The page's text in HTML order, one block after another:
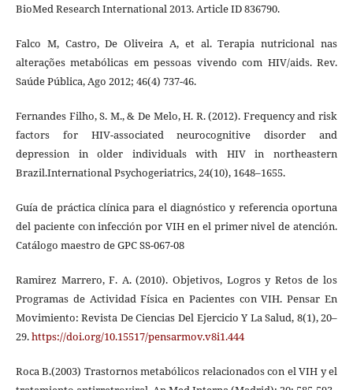
BioMed Research International 2013. Article ID 836790.
Falco M, Castro, De Oliveira A, et al. Terapia nutricional nas
alterações metabólicas em pessoas vivendo com HIV/aids. Rev.
Saúde Pública, Ago 2012; 46(4) 737-46.
Fernandes Filho, S. M., & De Melo, H. R. (2012). Frequency and risk
factors for HIV-associated neurocognitive disorder and
depression in older individuals with HIV in northeastern
Brazil.International Psychogeriatrics, 24(10), 1648–1655.
Guía de práctica clínica para el diagnóstico y referencia oportuna
del paciente con infección por VIH en el primer nivel de atención.
Catálogo maestro de GPC SS-067-08
Ramirez Marrero, F. A. (2010). Objetivos, Logros y Retos de los
Programas de Actividad Física en Pacientes con VIH. Pensar En
Movimiento: Revista De Ciencias Del Ejercicio Y La Salud, 8(1), 20–
29.https://doi.org/10.15517/pensarmov.v8i1.444
Roca B.(2003) Trastornos metabólicos relacionados con el VIH y el